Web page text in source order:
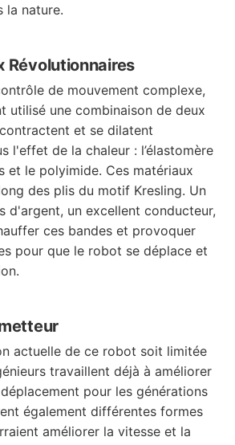
la nature.
Révolutionnaires
de mouvement complexe,
utilisé une combinaison de deux
et se dilatent
l'effet de la chaleur : l’élastomère
et le polyimide. Ces matériaux
des plis du motif Kresling. Un
d'argent, un excellent conducteur,
ces bandes et provoquer
pour que le robot se déplace et
actuelle de ce robot soit limitée
travaillent déjà à améliorer
pour les générations
également différentes formes
améliorer la vitesse et la